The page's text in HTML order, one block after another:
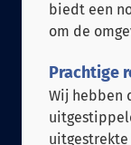
biedt een
om de
Prachtige
Wij hebben